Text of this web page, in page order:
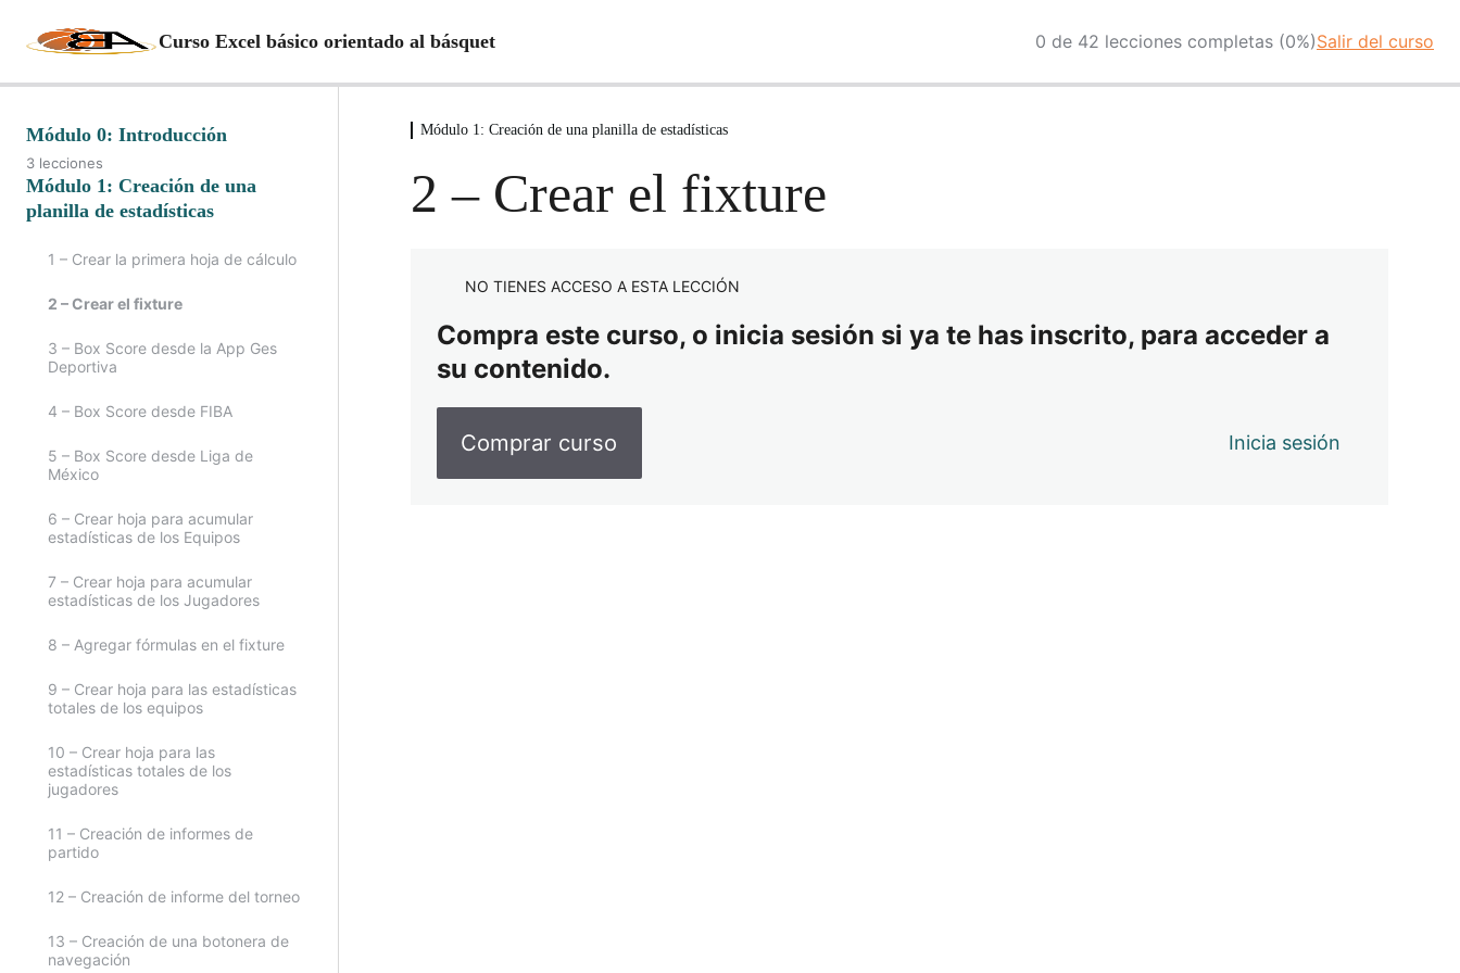
Curso Excel básico orientado al básquet 0 de 42 lecciones completas (0%)Salir del curso
Módulo 0: Introducción
3 lecciones
Módulo 1: Creación de una
planilla de estadísticas
1 – Crear la primera hoja de cálculo
2 – Crear el fixture
3 – Box Score desde la App Ges
Deportiva
4 – Box Score desde FIBA
5 – Box Score desde Liga de
México
6 – Crear hoja para acumular
estadísticas de los Equipos
7 – Crear hoja para acumular
estadísticas de los Jugadores
8 – Agregar fórmulas en el fixture
9 – Crear hoja para las estadísticas
totales de los equipos
10 – Crear hoja para las
estadísticas totales de los
jugadores
11 – Creación de informes de
partido
12 – Creación de informe del torneo
13 – Creación de una botonera de
navegación
Módulo 1: Creación de una planilla de estadísticas
2 – Crear el fixture
NO TIENES ACCESO A ESTA LECCIÓN
Compra este curso, o inicia sesión si ya te has inscrito, para acceder a
su contenido.
Comprar curso Inicia sesión